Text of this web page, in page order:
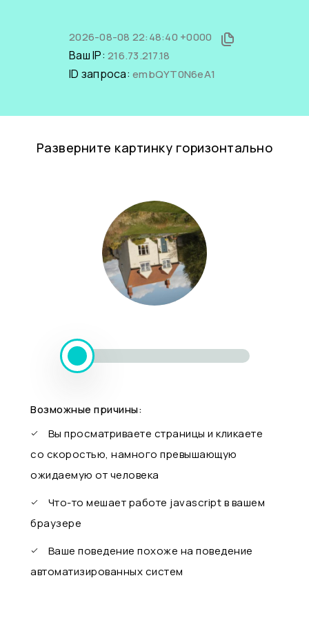
2026-08-08 22:48:40 +0000
Ваш IP: 216.73.217.18
ID запроса: embQYT0N6eA1
Разверните картинку горизонтально
Возможные причины:
Вы просматриваете страницы и кликаете
со скоростью, намного превышающую
ожидаемую от человека
Что-то мешает работе javascript в вашем
браузере
Ваше поведение похоже на поведение
автоматизированных систем